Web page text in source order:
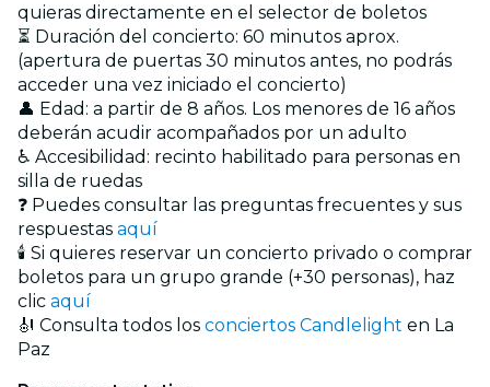
quieras directamente en el selector de boletos
⏳ Duración del concierto: 60 minutos aprox.
(apertura de puertas 30 minutos antes, no podrás
acceder una vez iniciado el concierto)
👤 Edad: a partir de 8 años. Los menores de 16 años
deberán acudir acompañados por un adulto
♿ Accesibilidad: recinto habilitado para personas en
silla de ruedas
❓ Puedes consultar las preguntas frecuentes y sus
respuestas aquí
🕯️ Si quieres reservar un concierto privado o comprar
boletos para un grupo grande (+30 personas), haz
clic aquí
🎻 Consulta todos los conciertos Candlelight en La
Paz